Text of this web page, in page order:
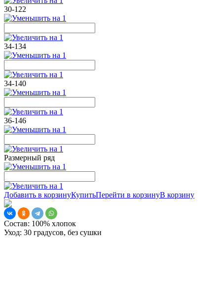
30-122
34-134
34-140
36-146
Размерный ряд
Добавить в корзинуКупитьПерейти в корзинуВ корзину
Состав: 100% хлопок
Уход: 30 градусов, без сушки